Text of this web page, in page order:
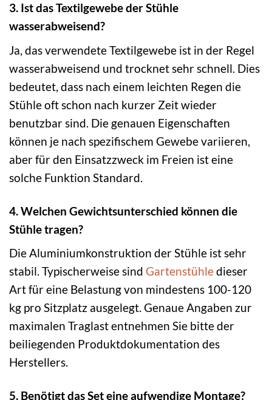
3. Ist das Textilgewebe der Stühle
wasserabweisend?
Ja, das verwendete Textilgewebe ist in der Regel
wasserabweisend und trocknet sehr schnell. Dies
bedeutet, dass nach einem leichten Regen die
Stühle oft schon nach kurzer Zeit wieder
benutzbar sind. Die genauen Eigenschaften
können je nach spezifischem Gewebe variieren,
aber für den Einsatzzweck im Freien ist eine
solche Funktion Standard.
4. Welchen Gewichtsunterschied können die
Stühle tragen?
Die Aluminiumkonstruktion der Stühle ist sehr
stabil. Typischerweise sind Gartenstühledieser
Art für eine Belastung von mindestens 100-120
kg pro Sitzplatz ausgelegt. Genaue Angaben zur
maximalen Traglast entnehmen Sie bitte der
beiliegenden Produktdokumentation des
Herstellers.
5. Benötigt das Set eine aufwendige Montage?